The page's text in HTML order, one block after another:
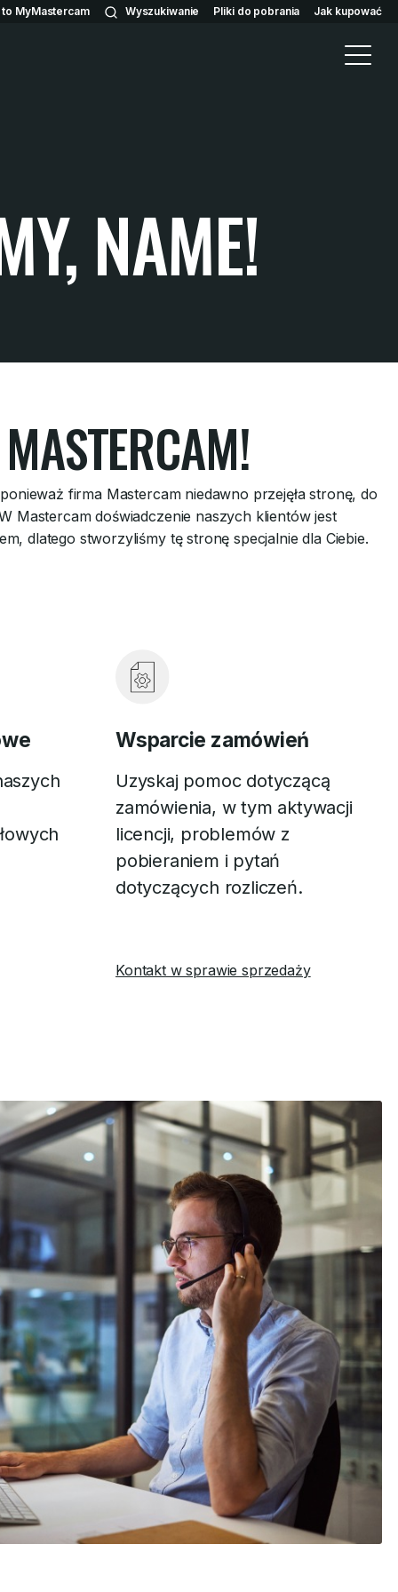
to MyMastercam Wyszukiwanie Pliki do pobrania Jak kupować
NAME!
firma Mastercam niedawno przejęła stronę, do
Mastercam doświadczenie naszych klientów jest
dlatego stworzyliśmy tę stronę specjalnie dla Ciebie.
Wsparcie zamówień
Uzyskaj pomoc dotyczącą
zamówienia, w tym aktywacji
licencji, problemów z
pobieraniem i pytań
dotyczących rozliczeń.
Kontakt w sprawie sprzedaży